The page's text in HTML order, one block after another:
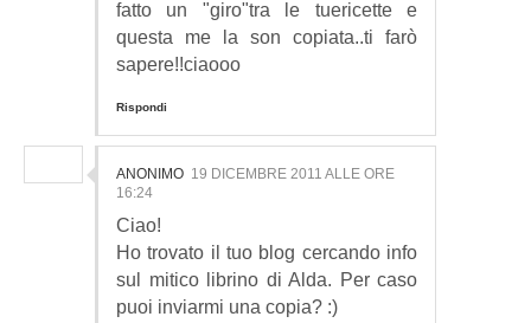
fatto un "giro"tra le tuericette e
questa me la son copiata..ti farò
sapere!!ciaooo
Rispondi
ANONIMO 19 DICEMBRE 2011 ALLE ORE
16:24
Ciao!
Ho trovato il tuo blog cercando info
sul mitico librino di Alda. Per caso
puoi inviarmi una copia? :)